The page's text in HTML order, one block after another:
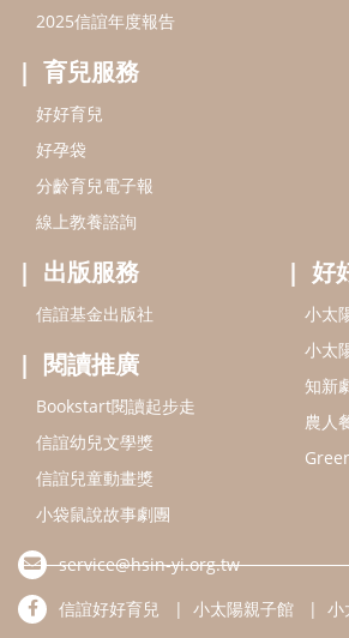
信誼基金出版社
閱讀推廣
Bookstart閱讀起步走
信誼幼兒文學獎
信誼兒童動畫獎
小袋鼠說故事劇團
service@hsin-yi.org.tw
信誼好好育兒
小
(02)2396-5305轉2345 (週一～週五
認識信誼 合作洽談 智慧財產權聲明
本網站建議使用IE9(含以上)或 Google
信誼基金會/上誼文化實業股份有限公司 版權